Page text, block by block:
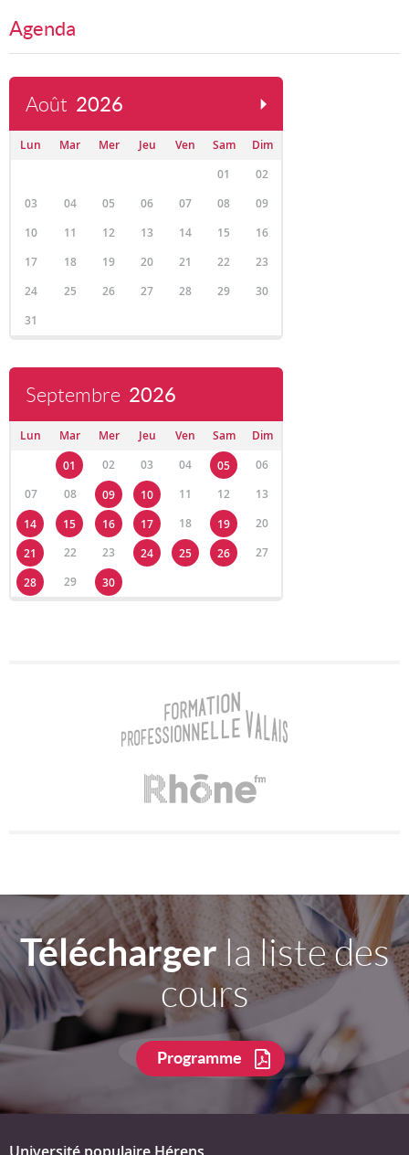
Agenda
Août 2026
Lun Mar Mer Jeu Ven Sam
Dim
01
02
03
04 05 06 07 08
09
10
11 12 13 14 15
16
17
18 19 20 21 22
23
24
25 26 27 28 29
30
31
Septembre 2026
Lun Mar Mer Jeu Ven Sam
Dim
01
02 03 04 05
06
07
08 09 10 11 12
13
14
15 16 17 18 19
20
21
22 23 24 25 26
27
28
29 30
Téléchargerla liste des
cours
Programme